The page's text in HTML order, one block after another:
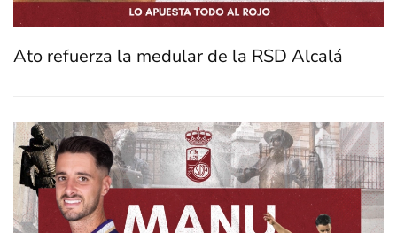
Ato refuerza la medular de la RSD Alcalá